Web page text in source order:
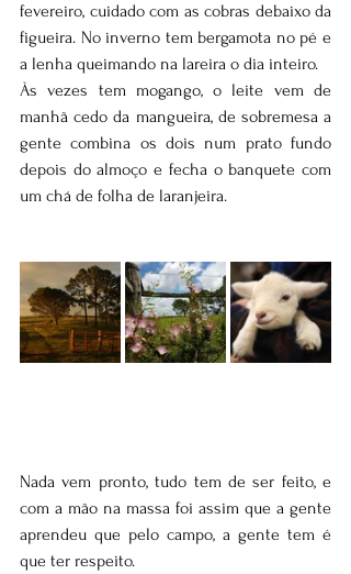
fevereiro, cuidado com as cobras debaixo da
figueira. No inverno tem bergamota no pé e
a lenha queimando na lareira o dia inteiro.
Às vezes tem mogango, o leite vem de
manhã cedo da mangueira, de sobremesa a
gente combina os dois num prato fundo
depois do almoço e fecha o banquete com
um chá de folha de laranjeira.
Nada vem pronto, tudo tem de ser feito, e
com a mão na massa foi assim que a gente
aprendeu que pelo campo, a gente tem é
que ter respeito.